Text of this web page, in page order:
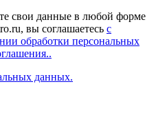
свои данные в любой форме
вы соглашаетесь с
обработки персональных
данных.